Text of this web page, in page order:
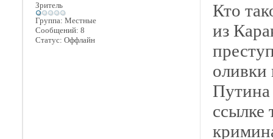
Зритель
Группа: Местные
Сообщений: 8
Статус: Оффлайн
Кто
из
оливки
Путина
ссылке